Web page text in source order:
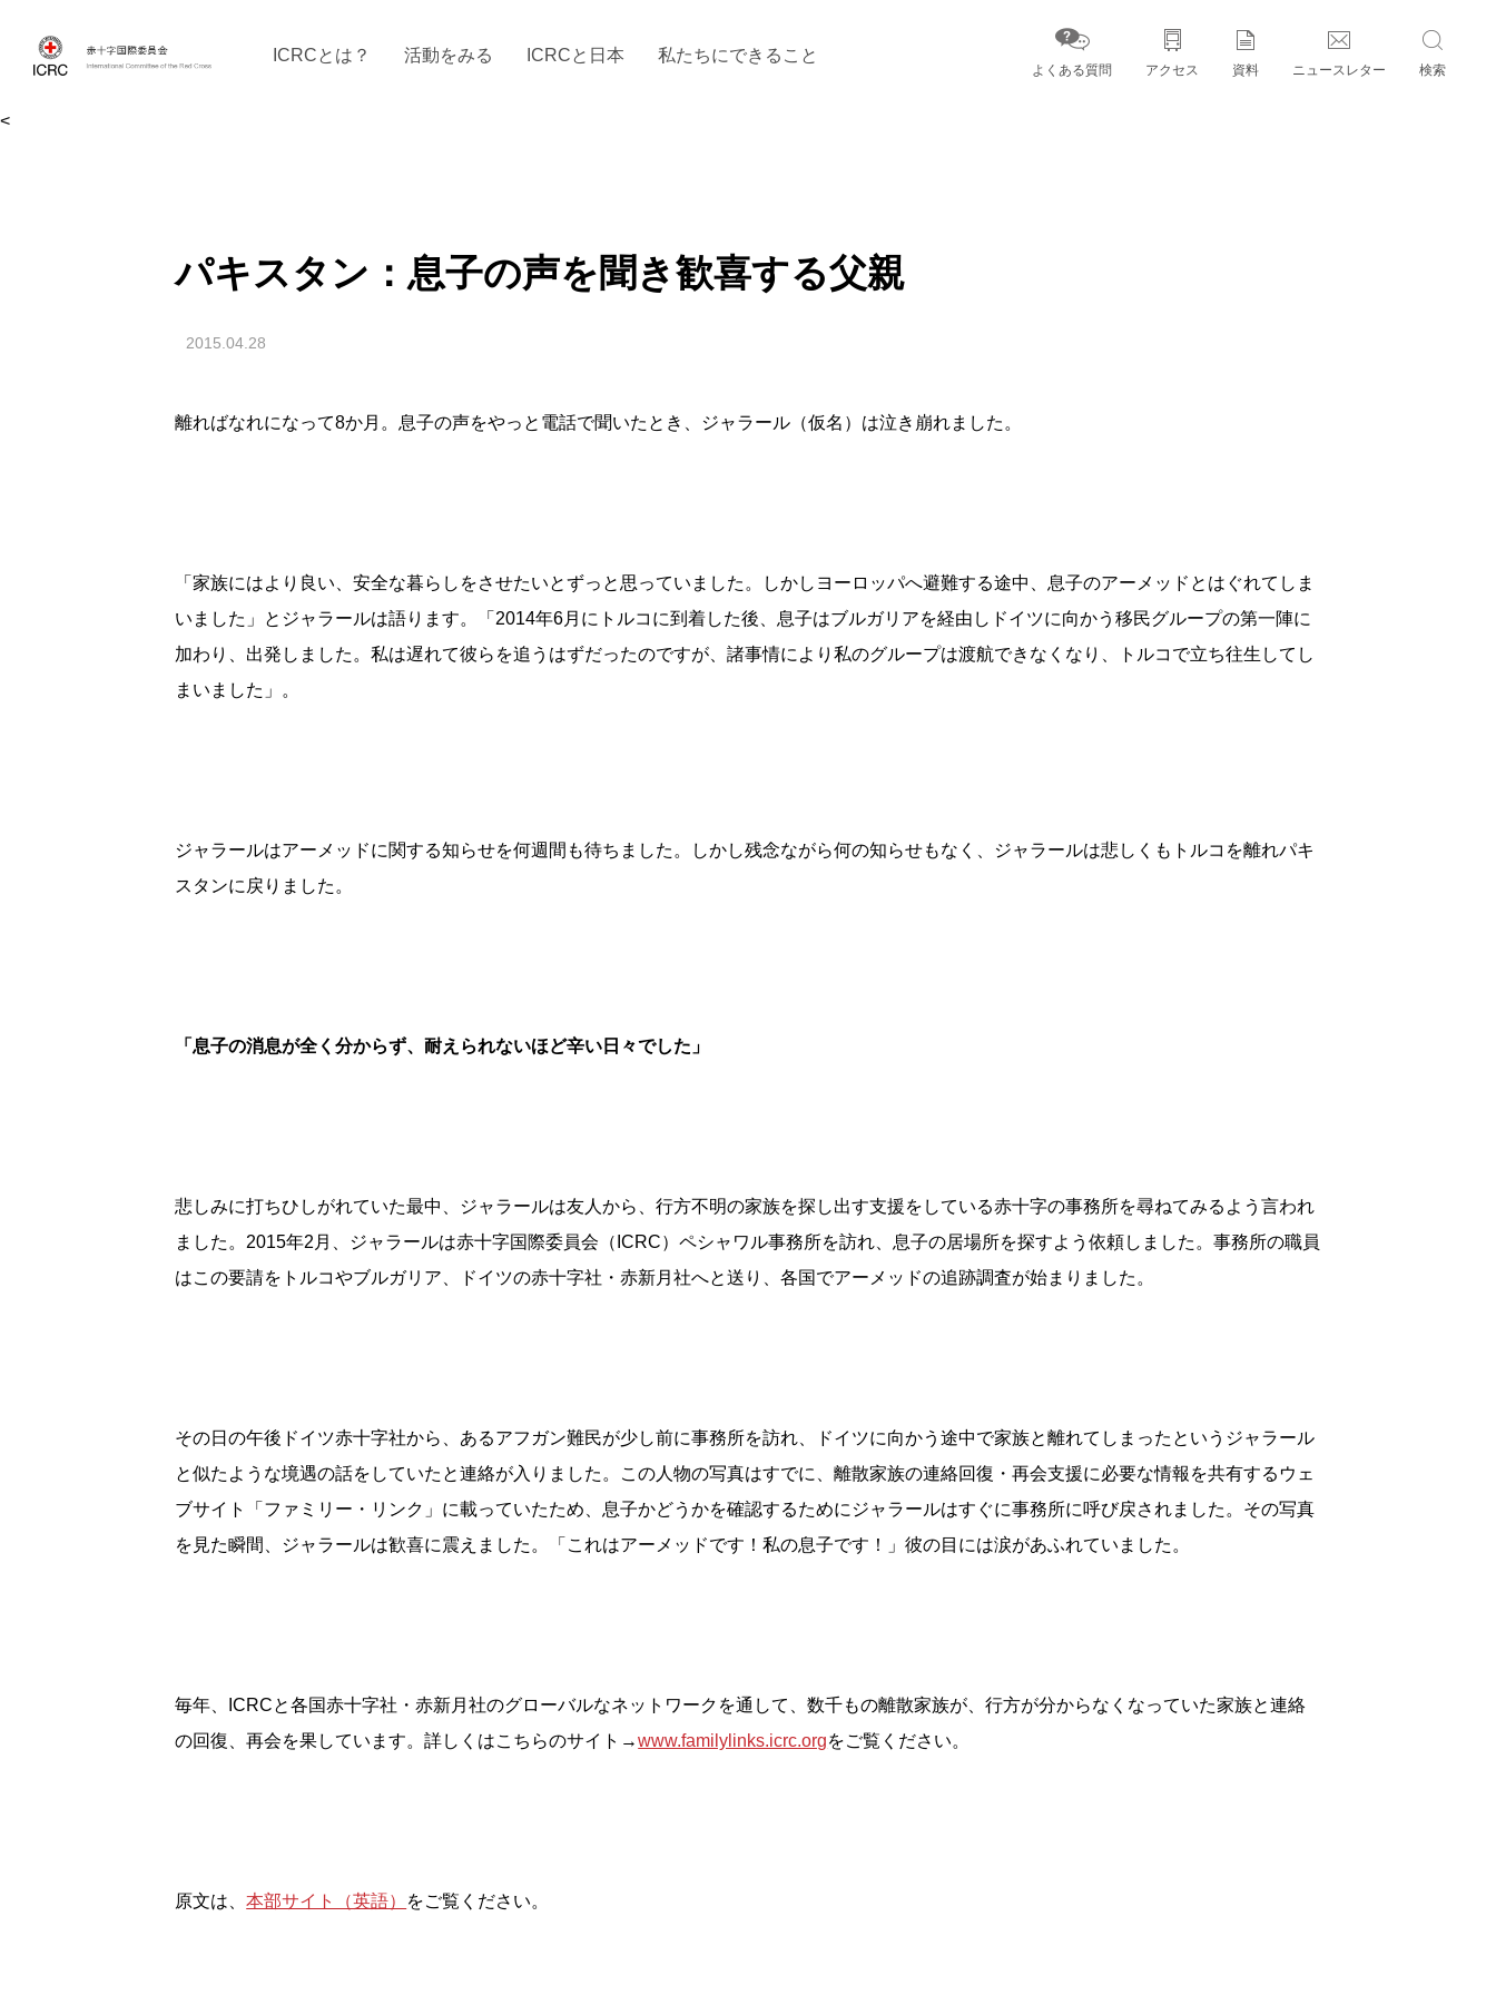
<
よくある質問 アクセス 資料 ニュースレター 検索
ICRCとは？ 活動をみる ICRCと日本 私たちにできること
パキスタン：息子の声を聞き歓喜する父親
2015.04.28
離ればなれになって8か月。息子の声をやっと電話で聞いたとき、ジャラール（仮名）は泣き崩れました。
「家族にはより良い、安全な暮らしをさせたいとずっと思っていました。しかしヨーロッパへ避難する途中、息子のアーメッドとはぐれてしま
いました」とジャラールは語ります。「2014年6月にトルコに到着した後、息子はブルガリアを経由しドイツに向かう移民グループの第一陣に
加わり、出発しました。私は遅れて彼らを追うはずだったのですが、諸事情により私のグループは渡航できなくなり、トルコで立ち往生してし
まいました」。
ジャラールはアーメッドに関する知らせを何週間も待ちました。しかし残念ながら何の知らせもなく、ジャラールは悲しくもトルコを離れパキ
スタンに戻りました。
「息子の消息が全く分からず、耐えられないほど辛い日々でした」
悲しみに打ちひしがれていた最中、ジャラールは友人から、行方不明の家族を探し出す支援をしている赤十字の事務所を尋ねてみるよう言われ
ました。2015年2月、ジャラールは赤十字国際委員会（ICRC）ペシャワル事務所を訪れ、息子の居場所を探すよう依頼しました。事務所の職員
はこの要請をトルコやブルガリア、ドイツの赤十字社・赤新月社へと送り、各国でアーメッドの追跡調査が始まりました。
その日の午後ドイツ赤十字社から、あるアフガン難民が少し前に事務所を訪れ、ドイツに向かう途中で家族と離れてしまったというジャラール
と似たような境遇の話をしていたと連絡が入りました。この人物の写真はすでに、離散家族の連絡回復・再会支援に必要な情報を共有するウェ
ブサイト「ファミリー・リンク」に載っていたため、息子かどうかを確認するためにジャラールはすぐに事務所に呼び戻されました。その写真
を見た瞬間、ジャラールは歓喜に震えました。「これはアーメッドです！私の息子です！」彼の目には涙があふれていました。
毎年、ICRCと各国赤十字社・赤新月社のグローバルなネットワークを通して、数千もの離散家族が、行方が分からなくなっていた家族と連絡
の回復、再会を果しています。詳しくはこちらのサイト→www.familylinks.icrc.orgをご覧ください。
原文は、本部サイト（英語） をご覧ください。